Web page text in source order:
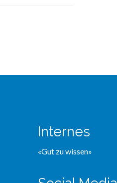
Internes
«Gut zu wissen»